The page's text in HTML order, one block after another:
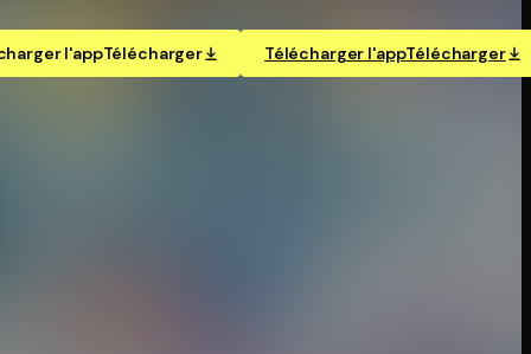
l'appTélécharger Télécharger l'appTélécharger